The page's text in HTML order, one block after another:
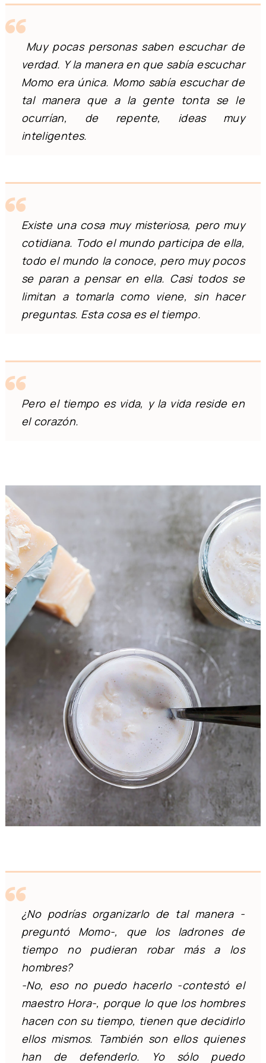
Muy pocas personas saben escuchar de
verdad. Y la manera en que sabía escuchar
Momo era única. Momo sabía escuchar de
tal manera que a la gente tonta se le
ocurrían, de repente, ideas muy
inteligentes.
Existe una cosa muy misteriosa, pero muy
cotidiana. Todo el mundo participa de ella,
todo el mundo la conoce, pero muy pocos
se paran a pensar en ella. Casi todos se
limitan a tomarla como viene, sin hacer
preguntas. Esta cosa es el tiempo.
Pero el tiempo es vida, y la vida reside en
el corazón.
¿No podrías organizarlo de tal manera -
preguntó Momo-, que los ladrones de
tiempo no pudieran robar más a los
hombres?
-No, eso no puedo hacerlo -contestó el
maestro Hora-, porque lo que los hombres
hacen con su tiempo, tienen que decidirlo
ellos mismos. También son ellos quienes
han de defenderlo. Yo sólo puedo